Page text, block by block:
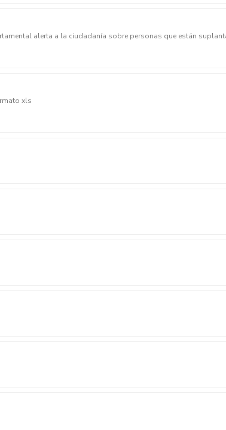
alerta a la ciudadanía sobre personas que están
siempre porta carné institucional, chaleco oficial y orden
carteraAIFT010-Conciliación Cartera ERP- EBP. Formato xls